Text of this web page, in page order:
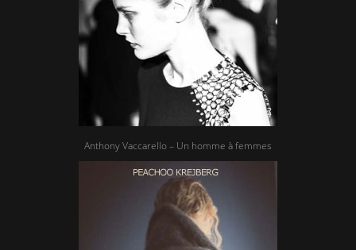
Anthony Vaccarello – Un homme à femmes